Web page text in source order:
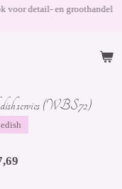
voor detail- en groothandel
servies (WBS72)